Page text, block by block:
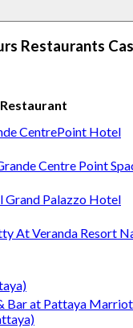
Restaurants
Restaurant
CentrePoint Hotel
Centre Point
Grand Palazzo Hotel
At Veranda Resort
Bar at Pattaya